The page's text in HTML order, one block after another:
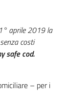
aprile 2019 la
costi
safe cod.
– per i